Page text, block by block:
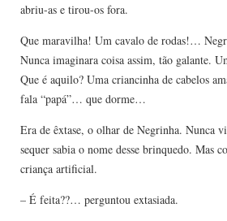
abriu-as e tirou-os fora.
Que maravilha! Um cavalo de rodas!…
Nunca imaginara coisa assim, tão galante.
Que é aquilo? Uma criancinha de cabelos
fala “papá”… que dorme…
Era de êxtase, o olhar de Negrinha. Nunca
sequer sabia o nome desse brinquedo. Mas
criança artificial.
– É feita??… perguntou extasiada.